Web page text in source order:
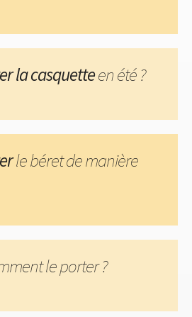
la casquetteen été ?
le béret de manière
le porter ?